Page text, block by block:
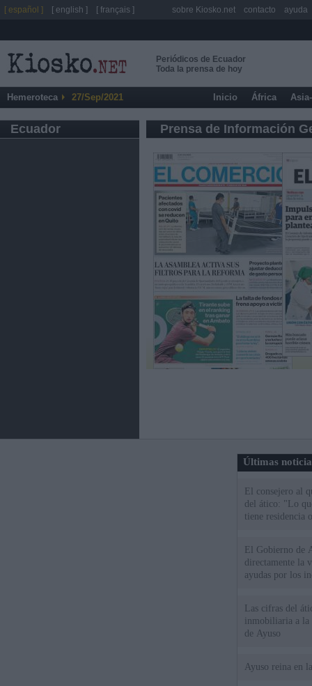
Periódicos de Ecuador
Toda la prensa de hoy
Hemeroteca 27/Sep/2021 Inicio África
Ecuador Prensa de Información
Últimas
El consejero al
del ático: "Lo
tiene residencia
El Gobierno de
directamente la
ayudas por los
Las cifras del
inmobiliaria a la
de Ayuso
Ayuso reina en
[ español ] [ english ] [ français ] sobre Kiosko.net contacto ayuda